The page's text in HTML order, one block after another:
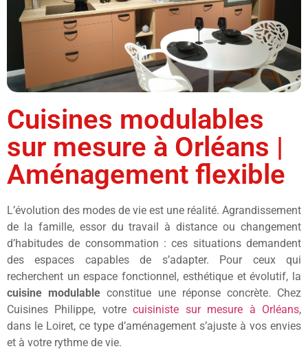
Cuisines modulables
sur mesure à Orléans |
Aménagement flexible
L’évolution des modes de vie est une réalité. Agrandissement
de la famille, essor du travail à distance ou changement
d’habitudes de consommation : ces situations demandent
des espaces capables de s’adapter. Pour ceux qui
recherchent un espace fonctionnel, esthétique et évolutif, la
cuisine modulable constitue une réponse concrète. Chez
Cuisines Philippe, votrecuisiniste sur mesure à Orléans,
dans le Loiret, ce type d’aménagement s’ajuste à vos envies
et à votre rythme de vie.